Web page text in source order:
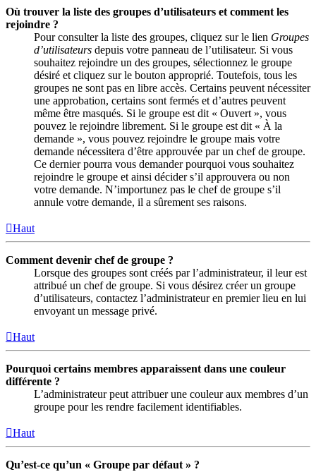
Où trouver la liste des groupes d’utilisateurs et comment les
rejoindre ?
Pour consulter la liste des groupes, cliquez sur le lien Groupes
d’utilisateurs depuis votre panneau de l’utilisateur. Si vous
souhaitez rejoindre un des groupes, sélectionnez le groupe
désiré et cliquez sur le bouton approprié. Toutefois, tous les
groupes ne sont pas en libre accès. Certains peuvent nécessiter
une approbation, certains sont fermés et d’autres peuvent
même être masqués. Si le groupe est dit « Ouvert », vous
pouvez le rejoindre librement. Si le groupe est dit « À la
demande », vous pouvez rejoindre le groupe mais votre
demande nécessitera d’être approuvée par un chef de groupe.
Ce dernier pourra vous demander pourquoi vous souhaitez
rejoindre le groupe et ainsi décider s’il approuvera ou non
votre demande. N’importunez pas le chef de groupe s’il
annule votre demande, il a sûrement ses raisons.
Haut
Comment devenir chef de groupe ?
Lorsque des groupes sont créés par l’administrateur, il leur est
attribué un chef de groupe. Si vous désirez créer un groupe
d’utilisateurs, contactez l’administrateur en premier lieu en lui
envoyant un message privé.
Haut
Pourquoi certains membres apparaissent dans une couleur
différente ?
L’administrateur peut attribuer une couleur aux membres d’un
groupe pour les rendre facilement identifiables.
Haut
Qu’est-ce qu’un « Groupe par défaut » ?